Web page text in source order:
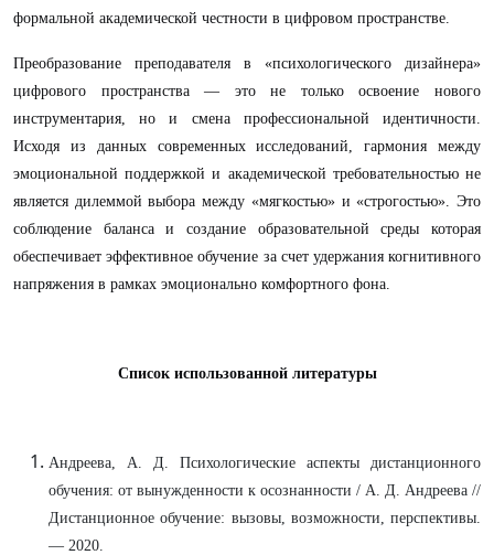
формальной академической честности в цифровом пространстве.
Преобразование преподавателя в «психологического дизайнера»
цифрового пространства — это не только освоение нового
инструментария, но и смена профессиональной идентичности.
Исходя из данных современных исследований, гармония между
эмоциональной поддержкой и академической требовательностью не
является дилеммой выбора между «мягкостью» и «строгостью». Это
соблюдение баланса и создание образовательной среды которая
обеспечивает эффективное обучение за счет удержания когнитивного
напряжения в рамках эмоционально комфортного фона.
Список использованной литературы
Андреева, А. Д. Психологические аспекты дистанционного
обучения: от вынужденности к осознанности / А. Д. Андреева //
Дистанционное обучение: вызовы, возможности, перспективы.
— 2020.